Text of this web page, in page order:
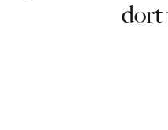
dort